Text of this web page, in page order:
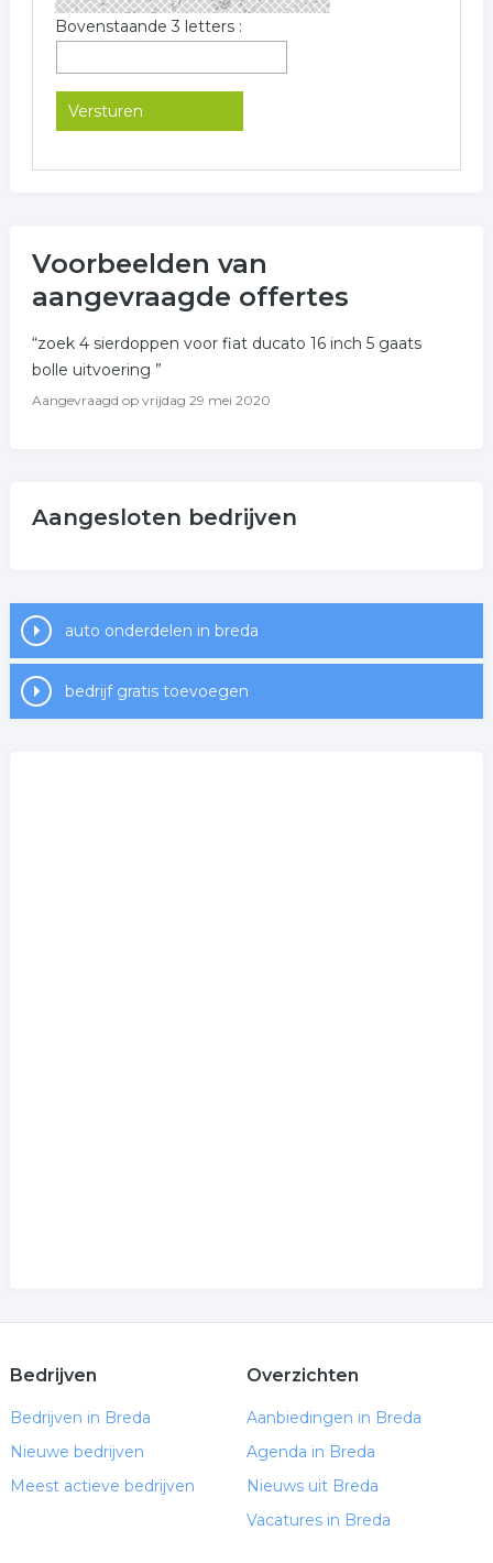
Bovenstaande 3 letters :
Voorbeelden van
aangevraagde offertes
“zoek 4 sierdoppen voor fiat ducato 16 inch 5 gaats
bolle uitvoering ”
Aangevraagd op vrijdag 29 mei 2020
Aangesloten bedrijven
auto onderdelen in breda
bedrijf gratis toevoegen
Bedrijven
Bedrijven in Breda
Nieuwe bedrijven
Meest actieve bedrijven
Overzichten
Aanbiedingen in Breda
Agenda in Breda
Nieuws uit Breda
Vacatures in Breda